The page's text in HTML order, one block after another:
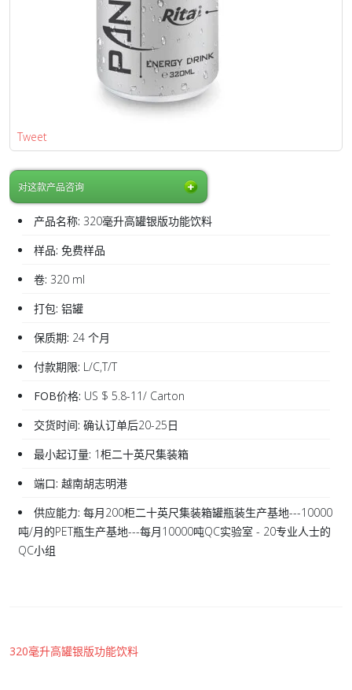
Tweet
对这款产品咨询
产品名称: 320毫升高罐银版功能饮料
样品: 免费样品
卷: 320 ml
打包: 铝罐
保质期: 24 个月
付款期限: L/C,T/T
FOB价格: US $ 5.8-11/ Carton
交货时间: 确认订单后20-25日
最小起订量: 1柜二十英尺集装箱
端口: 越南胡志明港
供应能力: 每月200柜二十英尺集装箱罐瓶装生产基地---10000
吨/月的PET瓶生产基地---每月10000吨QC实验室 - 20专业人士的
QC小组
320毫升高罐银版功能饮料